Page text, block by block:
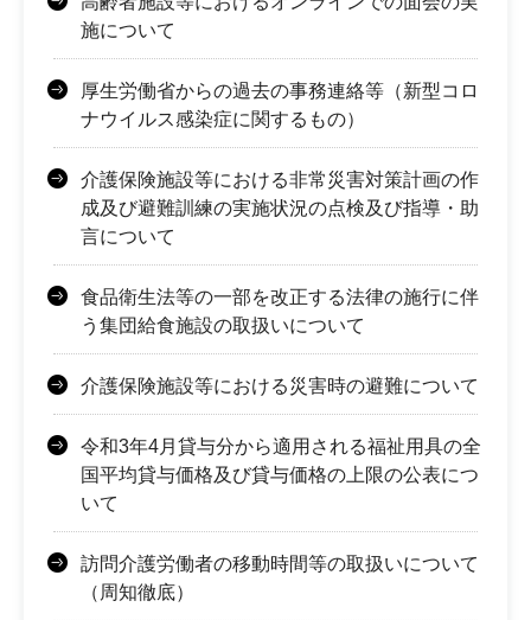
施について
厚生労働省からの過去の事務連絡等（新型コロ
ナウイルス感染症に関するもの）
介護保険施設等における非常災害対策計画の作
成及び避難訓練の実施状況の点検及び指導・助
言について
食品衛生法等の一部を改正する法律の施行に伴
う集団給食施設の取扱いについて
介護保険施設等における災害時の避難について
令和3年4月貸与分から適用される福祉用具の全
国平均貸与価格及び貸与価格の上限の公表につ
いて
訪問介護労働者の移動時間等の取扱いについて
（周知徹底）